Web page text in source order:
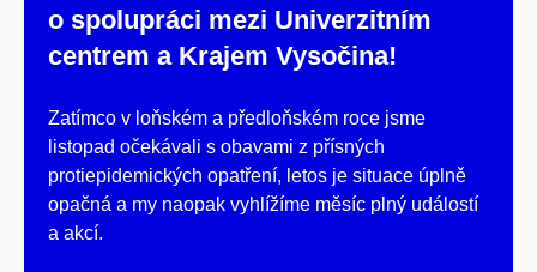
o spolupráci mezi Univerzitním
centrem a Krajem Vysočina!
Zatímco v loňském a předloňském roce jsme
listopad očekávali s obavami z přísných
protiepidemických opatření, letos je situace úplně
opačná a my naopak vyhlížíme měsíc plný událostí
a akcí.